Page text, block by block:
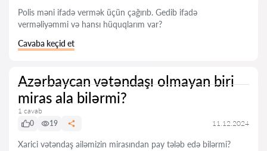
Polis məni ifadə vermək üçün çağırıb. Gedib ifadə
verməliyəmmi və hansı hüquqlarım var?
Cavaba keçid et
Azərbaycan vətəndaşı olmayan biri
miras ala bilərmi?
1 cavab
0
19 11.12.2024
Xarici vətəndaş ailəmizin mirasından pay tələb edə bilərmi?